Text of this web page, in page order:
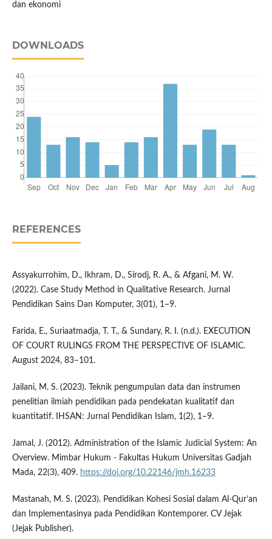
dan ekonomi
DOWNLOADS
REFERENCES
Assyakurrohim, D., Ikhram, D., Sirodj, R. A., & Afgani, M. W.
(2022). Case Study Method in Qualitative Research. Jurnal
Pendidikan Sains Dan Komputer, 3(01), 1–9.
Farida, E., Suriaatmadja, T. T., & Sundary, R. I. (n.d.). EXECUTION
OF COURT RULINGS FROM THE PERSPECTIVE OF ISLAMIC.
August 2024, 83–101.
Jailani, M. S. (2023). Teknik pengumpulan data dan instrumen
penelitian ilmiah pendidikan pada pendekatan kualitatif dan
kuantitatif. IHSAN: Jurnal Pendidikan Islam, 1(2), 1–9.
Jamal, J. (2012). Administration of the Islamic Judicial System: An
Overview. Mimbar Hukum - Fakultas Hukum Universitas Gadjah
Mada, 22(3), 409. https://doi.org/10.22146/jmh.16233
Mastanah, M. S. (2023). Pendidikan Kohesi Sosial dalam Al-Qur’an
dan Implementasinya pada Pendidikan Kontemporer. CV Jejak
(Jejak Publisher).